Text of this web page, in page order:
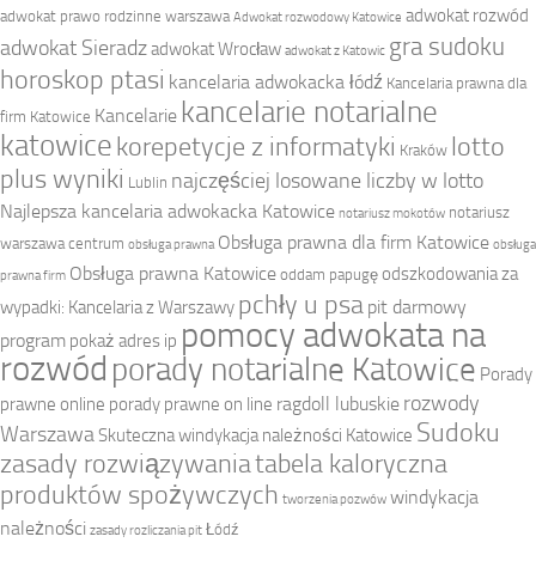
adwokat prawo rodzinne warszawa Adwokat rozwodowy Katowice adwokat rozwód
adwokat Sieradzadwokat Wrocław adwokat z Katowic gra sudoku
horoskop ptasi kancelaria adwokacka łódź Kancelaria prawna dla
firm Katowice Kancelarie kancelarie notarialne
katowicekorepetycje z informatyki Kraków lotto
plus wyniki Lublin najczęściej losowane liczby w lotto
Najlepsza kancelaria adwokacka Katowice notariusz mokotów notariusz
warszawa centrum obsługa prawna Obsługa prawna dla firm Katowice obsługa
prawna firm Obsługa prawna Katowice oddam papugę odszkodowania za
wypadki: Kancelaria z Warszawy pchły u psa pit darmowy
program pokaż adres ip pomocy adwokata na
rozwód porady notarialne Katowice Porady
prawne online porady prawne on line ragdoll lubuskie rozwody
Warszawa Skuteczna windykacja należności Katowice Sudoku
zasady rozwiązywaniatabela kaloryczna
produktów spożywczych tworzenia pozwów windykacja
należności zasady rozliczania pit Łódź